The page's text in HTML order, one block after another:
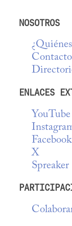
NOSOTROS
Contacto
ENLACES
YouTube
Facebook
X
Spreaker